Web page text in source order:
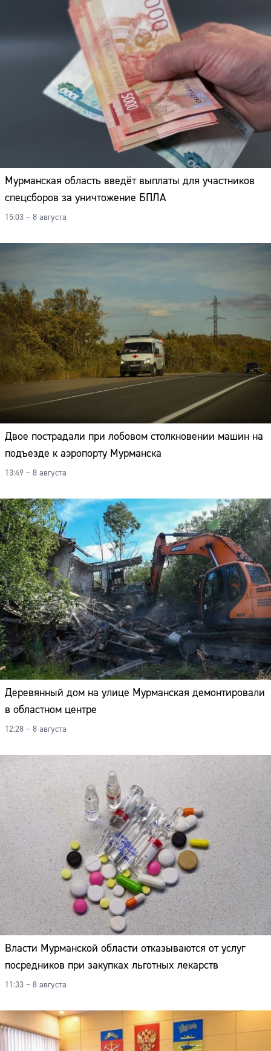
Мурманская область введёт выплаты для участников
спецсборов за уничтожение БПЛА
15:03 – 8 августа
Двое пострадали при лобовом столкновении машин на
подъезде к аэропорту Мурманска
13:49 – 8 августа
Деревянный дом на улице Мурманская демонтировали
в областном центре
12:28 – 8 августа
Власти Мурманской области отказываются от услуг
посредников при закупках льготных лекарств
11:33 – 8 августа
Адрес:
Телефон: